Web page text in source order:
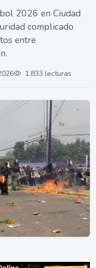
2026 en Ciudad
complicado
entre
1.833 lecturas